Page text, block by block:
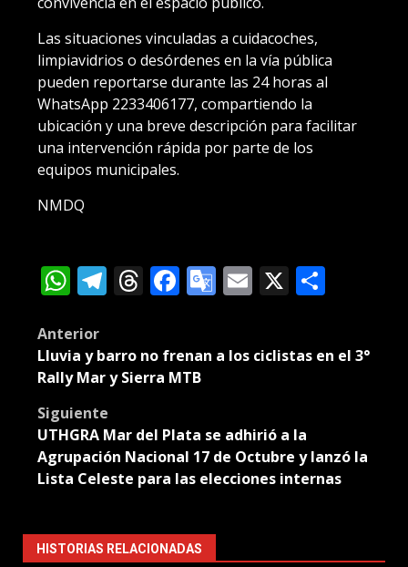
Las situaciones vinculadas a cuidacoches,
limpiavidrios o desórdenes en la vía pública
pueden reportarse durante las 24 horas al
WhatsApp 2233406177, compartiendo la
ubicación y una breve descripción para facilitar
una intervención rápida por parte de los
equipos municipales.
NMDQ
WhatsApp
Telegram
Threads
Facebook
Google
Email
X
Post
navigation
Anterior
Lluvia y barro no frenan a los ciclistas en el 3°
Rally Mar y Sierra MTB
Siguiente
UTHGRA Mar del Plata se adhirió a la
Agrupación Nacional 17 de Octubre y lanzó la
Lista Celeste para las elecciones internas
HISTORIAS RELACIONADAS